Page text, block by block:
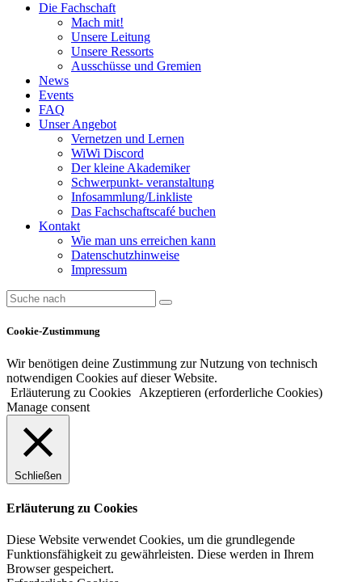
Die Fachschaft
Mach mit!
Unsere Leitung
Unsere Ressorts
Ausschüsse und Gremien
News
Events
FAQ
Unser Angebot
Vernetzen und Lernen
WiWi Discord
Der kleine Akademiker
Schwerpunkt- veranstaltung
Infosammlung/Linkliste
Das Fachschaftscafé buchen
Kontakt
Wie man uns erreichen kann
Datenschutzhinweise
Impressum
Cookie-Zustimmung
Wir benötigen deine Zustimmung zur Nutzung von technisch
notwendigen Cookies auf dieser Website.
Erläuterung zu Cookies
Akzeptieren (erforderliche Cookies)
Manage consent
Schließen
Erläuterung zu Cookies
Diese Website verwendet Cookies, um die grundlegende
Funktionsfähigkeit zu gewährleisten. Diese werden in Ihrem
Browser gespeichert.